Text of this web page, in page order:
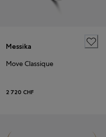
Messika
Move Classique
2 720 CHF